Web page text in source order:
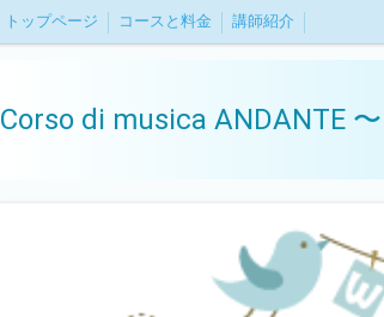
トップページ コースと料金 講師紹介
Corso di musica ANDANTE